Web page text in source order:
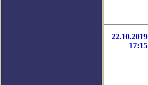
22.10.2019
17:15